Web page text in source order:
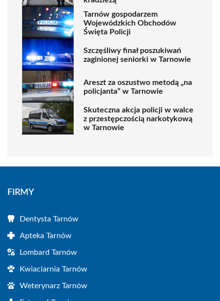
Tarnów gospodarzem
Wojewódzkich Obchodów
Święta Policji
Szczęśliwy finał poszukiwań
zaginionej seniorki w Tarnowie
Areszt za oszustwo metodą „na
policjanta” w Tarnowie
Skuteczna akcja policji w walce
z przestępczością narkotykową
w Tarnowie
FIRMY
Dentysta Tarnów
Apteka Tarnów
Lombard Tarnów
Kwiaciarnia Tarnów
Weterynarz Tarnów